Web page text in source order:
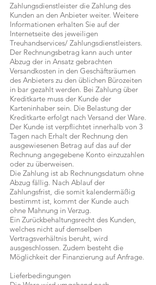
Zahlungsdienstleister die Zahlung des
Kunden an den Anbieter weiter. Weitere
Informationen erhalten Sie auf der
Internetseite des jeweiligen
Treuhandservices/ Zahlungsdienstleisters.
Der Rechnungsbetrag kann auch unter
Abzug der in Ansatz gebrachten
Versandkosten in den Geschäftsräumen
des Anbieters zu den üblichen Bürozeiten
in bar gezahlt werden. Bei Zahlung über
Kreditkarte muss der Kunde der
Karteninhaber sein. Die Belastung der
Kreditkarte erfolgt nach Versand der Ware.
Der Kunde ist verpflichtet innerhalb von 3
Tagen nach Erhalt der Rechnung den
ausgewiesenen Betrag auf das auf der
Rechnung angegebene Konto einzuzahlen
oder zu überweisen.
Die Zahlung ist ab Rechnungsdatum ohne
Abzug fällig. Nach Ablauf der
Zahlungsfrist, die somit kalendermäßig
bestimmt ist, kommt der Kunde auch
ohne Mahnung in Verzug.
Ein Zurückbehaltungsrecht des Kunden,
welches nicht auf demselben
Vertragsverhältnis beruht, wird
ausgeschlossen. Zudem besteht die
Möglichkeit der Finanzierung auf Anfrage.
Lieferbedingungen